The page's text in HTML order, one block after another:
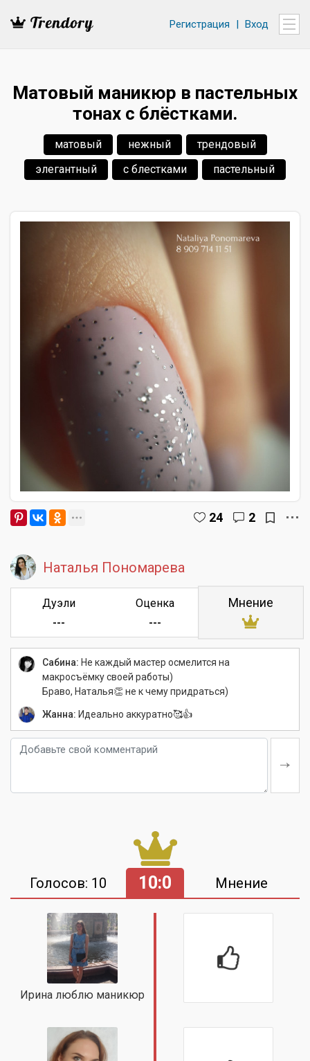
Регистрация | Вход
Матовый маникюр в пастельных
тонах с блёстками.
матовый нежный
трендовый
элегантный
с блестками пастельный
24 2
Наталья Пономарева
Дуэли
---
Оценка
---
Мнение
Сабина: Не каждый мастер осмелится на
макросъёмку своей работы)
Браво, Наталья👏 не к чему придраться)
Жанна: Идеально аккуратно🥰👍
Голосов: 10 10:0 Мнение
Ирина люблю маникюр